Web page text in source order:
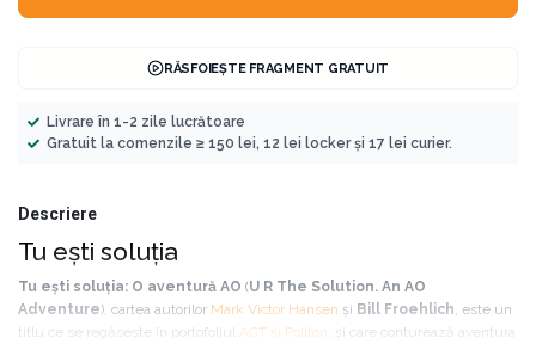
RĂSFOIEȘTE FRAGMENT GRATUIT
Livrare în 1-2 zile lucrătoare
Gratuit la comenzile ≥ 150 lei, 12 lei locker și 17 lei curier.
Descriere
Tu ești soluția
Tu eşti soluţia: O aventură AO (U R The Solution. An AO
Adventure), cartea autorilor Mark Victor Hansen şi Bill Froehlich, este un
titlu ce se regăsește în portofoliul ACT şi Politon , și care conturează aventura